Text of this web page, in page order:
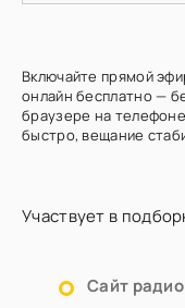
Включайте прямой
онлайн бесплатно —
браузере на
быстро, вещание
Участвует в
Сайт